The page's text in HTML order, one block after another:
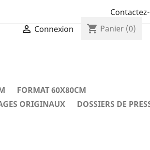
 Connexion shopping_cart Panier (0)
FORMAT 60X80CM
ORIGINAUX
DOSSIERS DE